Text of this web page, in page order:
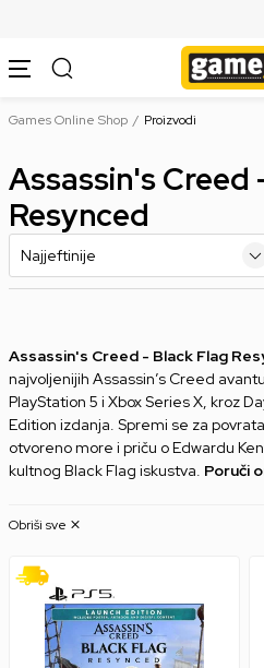
Games Online Shop Proizvodi
Assassin's Creed
Resynced
Assassin's Creed - Black Flag
najvoljenijih Assassin’s Creed
PlayStation 5 i Xbox Series X, kroz
Edition izdanja. Spremi se za
otvoreno more i priču o Edwardu
kultnog Black Flag iskustva. Poruči
Obriši sve